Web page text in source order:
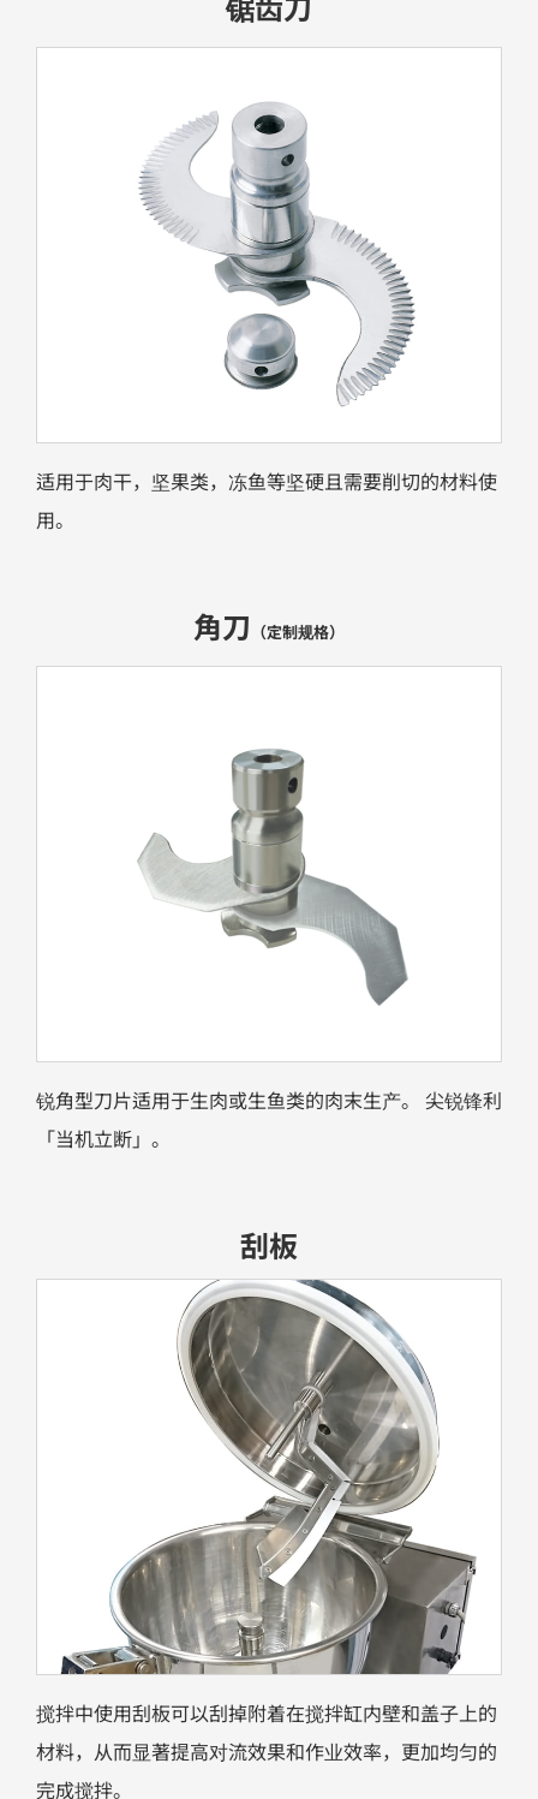
适用于肉干，坚果类，冻鱼等坚硬且需要削切的材料使
用。
角刀 （定制规格）
锐角型刀片适用于生肉或生鱼类的肉末生产。 尖锐锋利
「当机立断」。
刮板
搅拌中使用刮板可以刮掉附着在搅拌缸内壁和盖子上的
材料，从而显著提高对流效果和作业效率，更加均匀的
完成搅拌。